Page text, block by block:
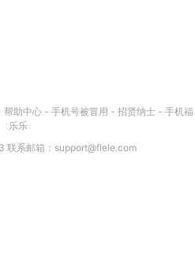
帮助中心 - 手机号被冒用 - 招贤纳士 - 手机福
乐乐
联系邮箱： support@flele.com